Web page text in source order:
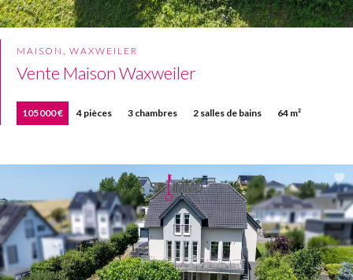
MAISON, WAXWEILER
Vente Maison Waxweiler
105 000 € 4 pièces 3 chambres 2 salles de bains 64 m²